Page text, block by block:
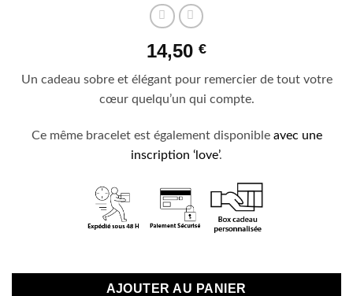
14,50 €
Un cadeau sobre et élégant pour remercier de tout votre
cœur quelqu’un qui compte.
Ce même bracelet est également disponible avec une
inscription ‘love’.
AJOUTER AU PANIER